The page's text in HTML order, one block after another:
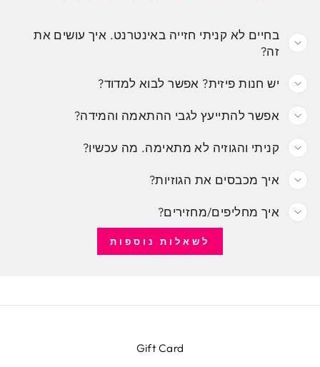
בחיים לא קניתי חזייה באינטרנט. איך עושים את
זה?
יש חנות פיזית? אפשר לבוא למדוד?
אפשר להתייעץ לגבי ההתאמה והמידה?
קניתי והגוזיה לא מתאימה. מה עכשיו?
איך מכבסים את הגוזיות?
איך מחליפים/מחזירים?
לשאלות נוספות
Gift Card